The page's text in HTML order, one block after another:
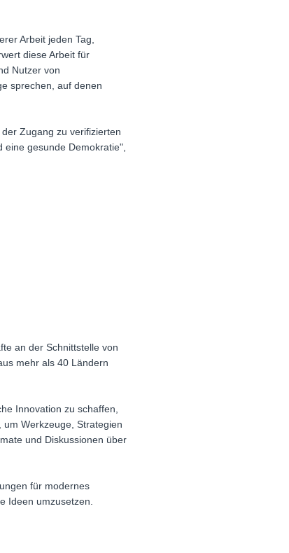
Arbeit jeden Tag,
diese Arbeit für
Nutzer von
sprechen, auf denen
Zugang zu verifizierten
eine gesunde Demokratie",
an der Schnittstelle von
mehr als 40 Ländern
Innovation zu schaffen,
Werkzeuge, Strategien
und Diskussionen über
für modernes
Ideen umzusetzen.